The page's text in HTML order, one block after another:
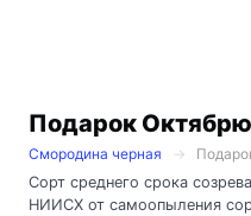
Подарок Октябрю
Смородина черная
Сорт среднего срока
НИИСХ от самоопыления